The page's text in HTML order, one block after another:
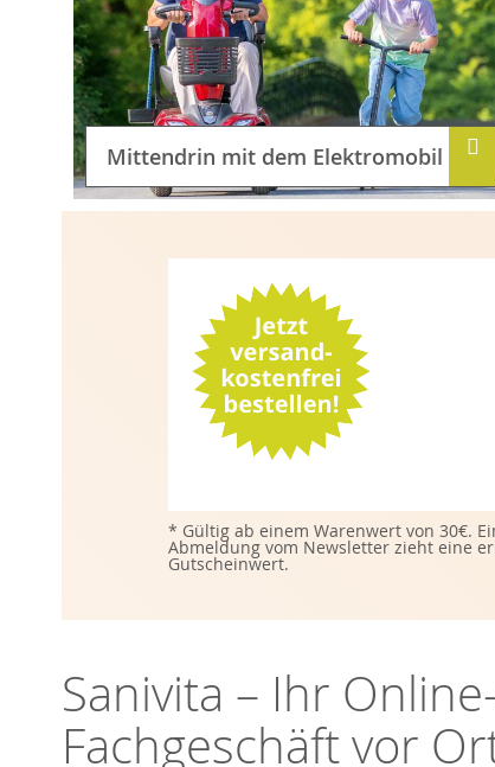
Mittendrin mit dem Elektromobil
* Gültig ab einem Warenwert von 30€.
Abmeldung vom Newsletter zieht eine
Gutscheinwert.
Sanivita – Ihr
Fachgeschäft vor